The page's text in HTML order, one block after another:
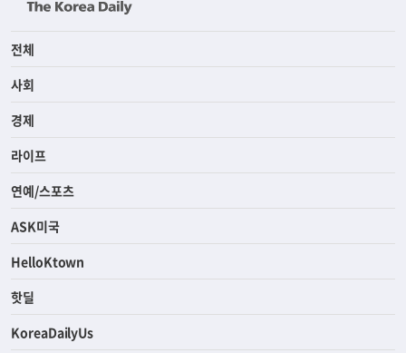
전체
사회
경제
라이프
연예/스포츠
ASK미국
HelloKtown
핫딜
KoreaDailyUs